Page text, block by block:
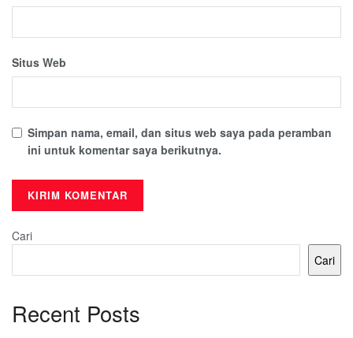
Situs Web
Simpan nama, email, dan situs web saya pada peramban
ini untuk komentar saya berikutnya.
Cari
Cari
Recent Posts